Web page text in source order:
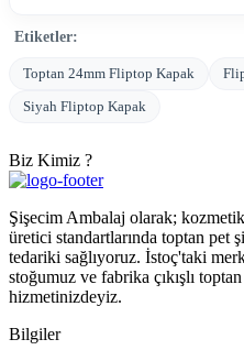
Etiketler:
Toptan 24mm Fliptop Kapak
Siyah Fliptop Kapak
Biz Kimiz ?
Şişecim Ambalaj olarak;
üretici standartlarında toptan pet
tedariki sağlıyoruz. İstoç'taki
stoğumuz ve fabrika çıkışlı toptan
hizmetinizdeyiz.
Bilgiler